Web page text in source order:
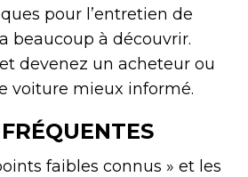
pour l’entretien de
beaucoup à découvrir.
devenez un acheteur ou
voiture mieux informé.
faibles connus » et les